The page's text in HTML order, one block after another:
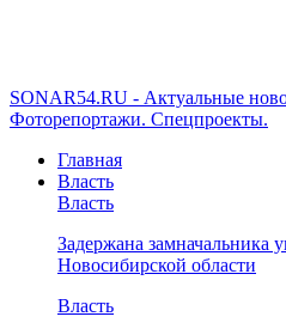
SONAR54.RU - Актуальные
Фоторепортажи. Спецпроекты.
Главная
Власть
Власть
Задержана
Новосибирской области
Власть